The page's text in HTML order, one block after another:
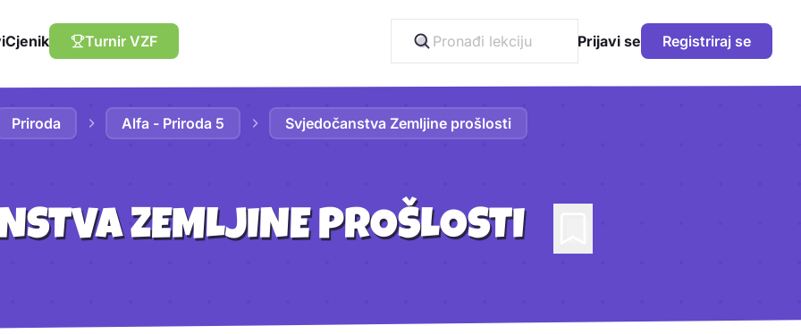
Cjenik Turnir VZF Prijavi se Registriraj se
Priroda Alfa - Priroda 5 Svjedočanstva Zemljine prošlosti
ZEMLJINE PROŠLOSTI